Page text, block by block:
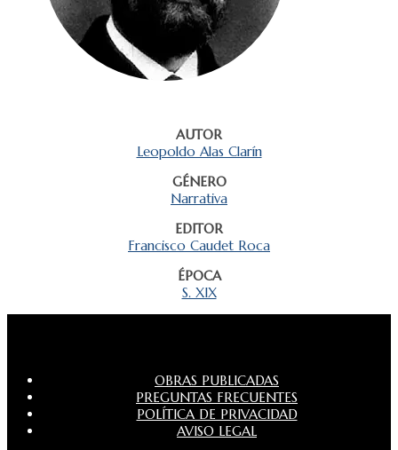
AUTOR
Leopoldo Alas Clarín
GÉNERO
Narrativa
EDITOR
Francisco Caudet Roca
ÉPOCA
S. XIX
OBRAS PUBLICADAS
PREGUNTAS FRECUENTES
POLÍTICA DE PRIVACIDAD
AVISO LEGAL